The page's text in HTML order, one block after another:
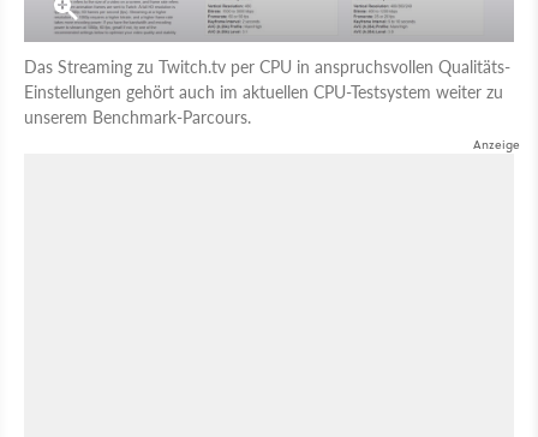
Das Streaming zu Twitch.tv per CPU in anspruchsvollen Qualitäts-
Einstellungen gehört auch im aktuellen CPU-Testsystem weiter zu
unserem Benchmark-Parcours.